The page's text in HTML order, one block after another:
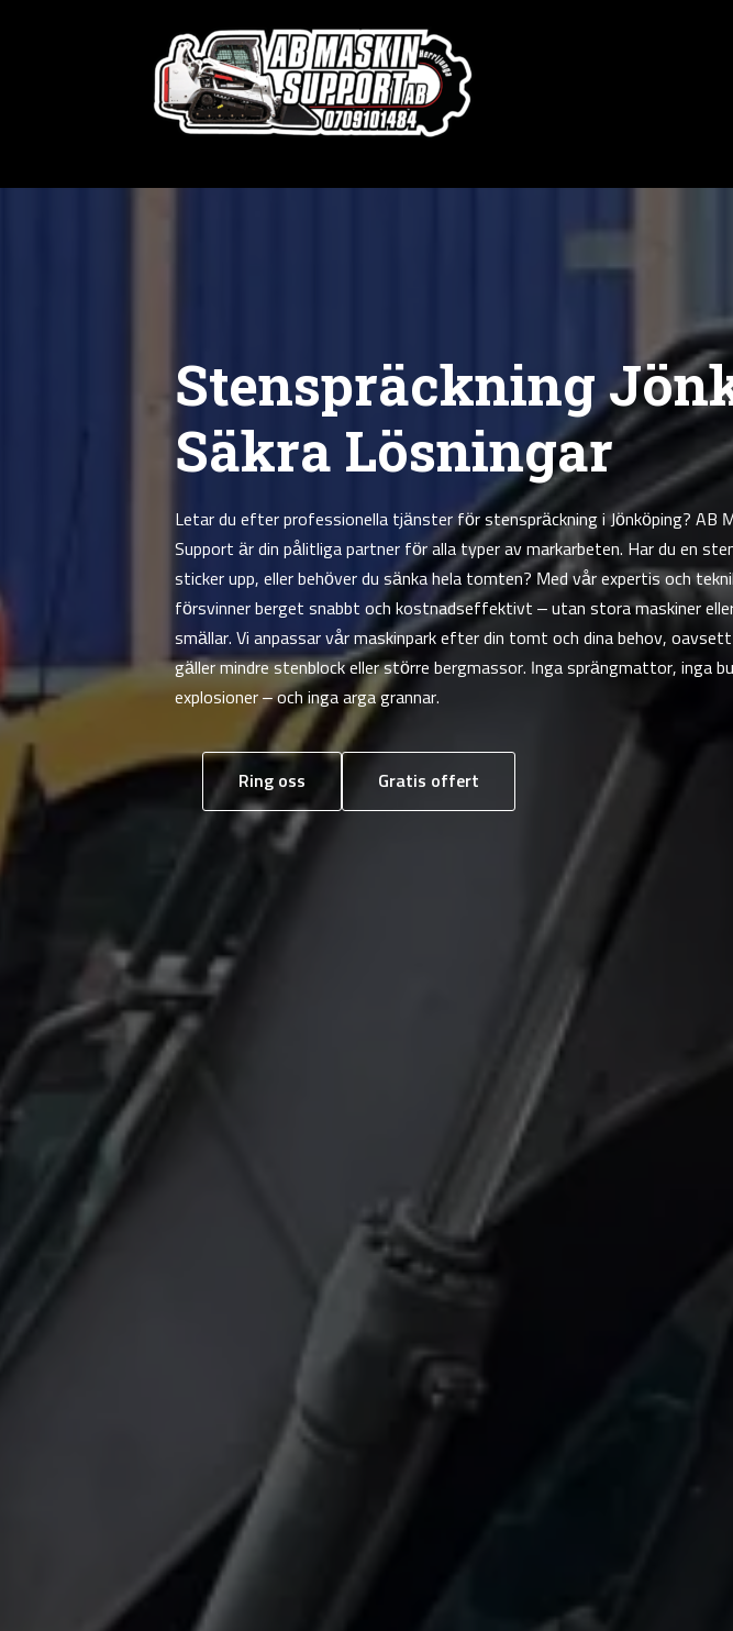
Stenspräckning
Säkra Lösningar
Letar du efter professionella tjänster för stenspräckning i Jönköping? AB
Support är din pålitliga partner för alla typer av markarbeten. Har du en
sticker upp, eller behöver du sänka hela tomten? Med vår expertis och
försvinner berget snabbt och kostnadseffektivt – utan stora maskiner
smällar. Vi anpassar vår maskinpark efter din tomt och dina behov,
gäller mindre stenblock eller större bergmassor. Inga sprängmattor, inga
explosioner – och inga arga grannar.
Ring oss Gratis offert